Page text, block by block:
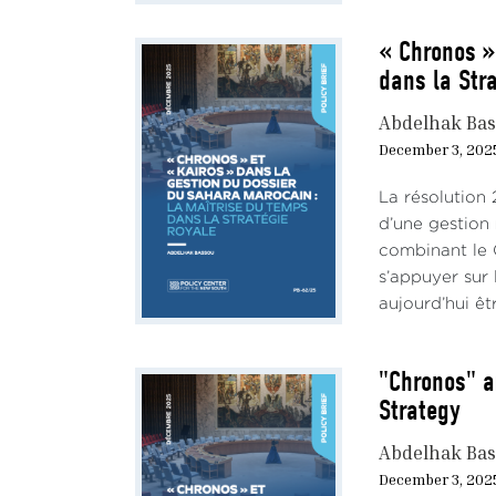
de
Il a,
sa “
Le
« Chronos
dans la
Abdelhak
December 3,
La résolution
d’une
combinant le
s’appuyer
aujourd’hui
"Chronos"
Strategy
Abdelhak
December 3,